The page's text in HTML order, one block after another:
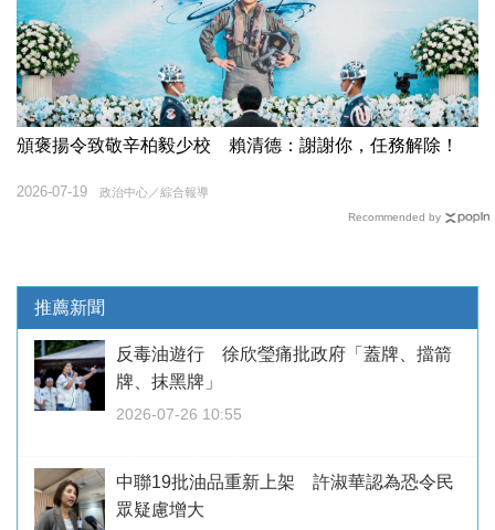
頒褒揚令致敬辛柏毅少校 賴清德：謝謝你，任務解除！
政治中心／綜合報導
2026-07-19
Recommended by
推薦新聞
反毒油遊行 徐欣瑩痛批政府「蓋牌、擋箭
牌、抹黑牌」
2026-07-26 10:55
中聯19批油品重新上架 許淑華認為恐令民
眾疑慮增大